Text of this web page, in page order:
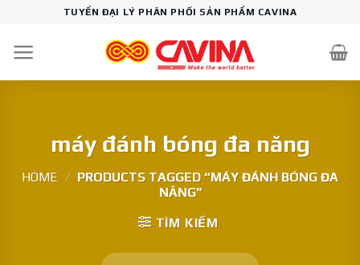
content
TUYỂN ĐẠI LÝ PHÂN PHỐI SẢN PHẨM CAVINA
máy đánh bóng đa năng
HOME / PRODUCTS TAGGED “MÁY ĐÁNH BÓNG ĐA
NĂNG”
TÌM KIẾM